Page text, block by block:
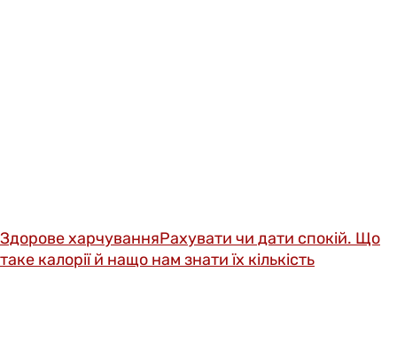
Здорове харчуванняРахувати чи дати спокій. Що
таке калорії й нащо нам знати їх кількість